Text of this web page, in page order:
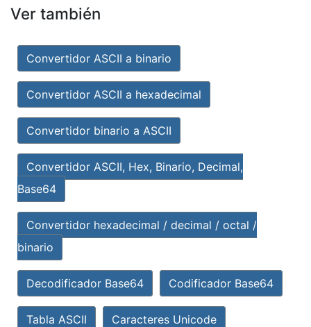
Ver también
Convertidor ASCII a binario
Convertidor ASCII a hexadecimal
Convertidor binario a ASCII
Convertidor ASCII, Hex, Binario, Decimal,
Base64
Convertidor hexadecimal / decimal / octal /
binario
Decodificador Base64 Codificador Base64
Tabla ASCII Caracteres Unicode